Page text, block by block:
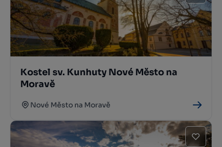
Kostel sv. Kunhuty Nové Město na
Moravě
Nové Město na Moravě